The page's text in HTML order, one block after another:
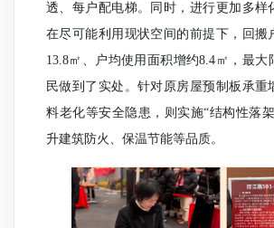
透、每户配电梯。同时，进行更加多样
在尽可能利用现状空间的前提下，回搬
13.8㎡、户均使用面积增约8.4㎡，最大
民做到了实处。针对原房屋预制板承重
料老化等安全隐患，则实施“结构性落
升建筑防火、保温节能等品质。